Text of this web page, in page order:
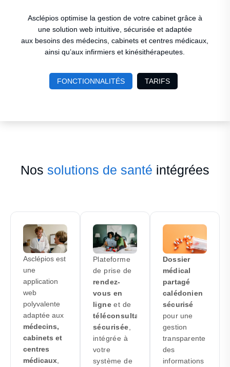
Asclépios optimise la gestion de votre cabinet grâce à
une solution web intuitive, sécurisée et adaptée
aux besoins des médecins, cabinets et centres médicaux,
ainsi qu’aux infirmiers et kinésithérapeutes.
FONCTIONNALITÉS TARIFS
Nos solutions de santé intégrées
Asclépios est
une
application
web
polyvalente
adaptée aux
médecins,
cabinets et
centres
médicaux
Plateforme
de prise de
rendez-
vous en
ligne et de
téléconsultation
sécurisée,
intégrée à
votre
système de
Dossier
médical
partagé
calédonien
sécurisé
pour une
gestion
transparente
des
informations